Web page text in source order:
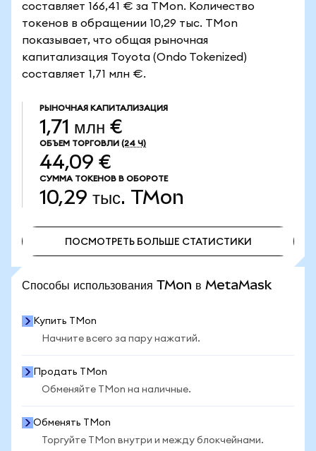
составляет 166,41 € за TMon. Количество
токенов в обращении 10,29 тыс. TMon
показывает, что общая рыночная
капитализация Toyota (Ondo Tokenized)
составляет 1,71 млн €.
РЫНОЧНАЯ КАПИТАЛИЗАЦИЯ
1,71 млн €
ОБЪЕМ ТОРГОВЛИ (24 Ч)
44,09 €
СУММА ТОКЕНОВ В ОБОРОТЕ
10,29 тыс. TMon
ПОСМОТРЕТЬ БОЛЬШЕ СТАТИСТИКИ
Способы использования TMon в MetaMask
Купить TMon
Начните всего за пару нажатий.
Продать TMon
Обменяйте TMon на наличные.
Обменять TMon
Торгуйте TMon внутри и между блокчейнами.